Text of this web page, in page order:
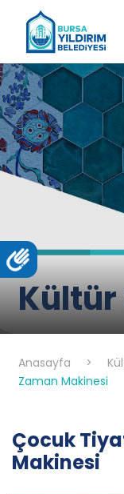
Anasayfa >
Zaman Makinesi
Çocuk
Makinesi